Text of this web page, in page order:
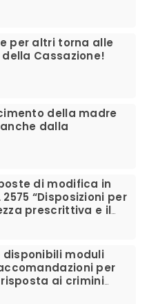
per altri torna alle
della Cassazione!
della madre
dalla
di modifica in
2575 “Disposizioni per
prescrittiva e il
disponibili moduli
per
ai crimini